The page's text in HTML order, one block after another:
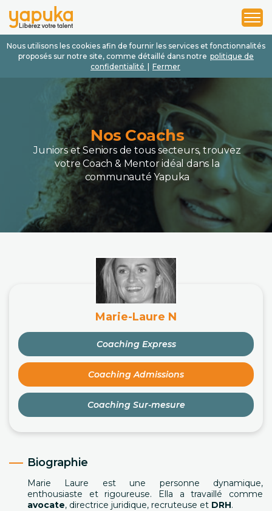
Nous utilisons les cookies afin de fournir les services et fonctionnalités
proposés sur notre site, comme détaillé dans notre politique de
confidentialité
Fermer
1
2
3
Nos Coachs
Juniors et Seniors de tous secteurs, trouvez
votre Coach & Mentor idéal dans la
communauté Yapuka
Marie-Laure N
Coaching Express
Coaching Admissions
Coaching Sur-mesure
Biographie
Marie Laure est une personne dynamique,
enthousiaste et rigoureuse. Ella a travaillé comme
avocate, directrice juridique, recruteuse et DRH.